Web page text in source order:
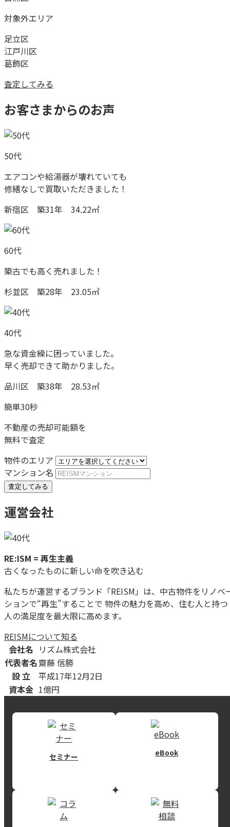
対象外エリア
足立区
江戸川区
葛飾区
査定してみる
お客さまからのお声
50代
エアコンや給湯器が壊れていても
修繕なしで買取いただきました！
新宿区 築31年 34.22㎡
60代
築古でも高く売れました！
杉並区 築28年 23.05㎡
40代
急な資金繰に困っていました。
早く売却できて助かりました。
品川区 築38年 28.53㎡
簡単30秒
不動産の売却可能額を
無料で査定
物件のエリア
マンション名
査定してみる
運営会社
RE:ISM = 再生主義
古くなったものに新しい命を吹き込む
私たちが運営するブランド「REISM」は、中古物件をリノベ
ションで“再生”することで 物件の魅力を高め、住む人と持つ
人の満足度を最大限に高めます。
REISMについて知る
会社名
リズム株式会社
代表者名齋藤 信勝
設 立
平成17年12月2日
資本金 1億円
セミナー eBook